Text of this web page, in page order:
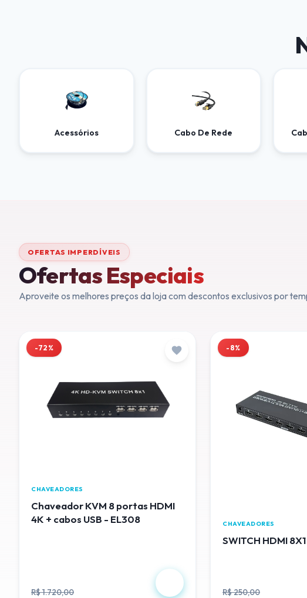
Acessórios Cabo De Rede
OFERTAS IMPERDÍVEIS
Ofertas Especiais
Aproveite os melhores preços da loja com descontos exclusivos por
-72%
CHAVEADORES
Chaveador KVM 8 portas HDMI
4K + cabos USB - EL308
R$ 1.720,00
-8%
CHAVEADORES
SWITCH HDMI 8X1
R$ 250,00